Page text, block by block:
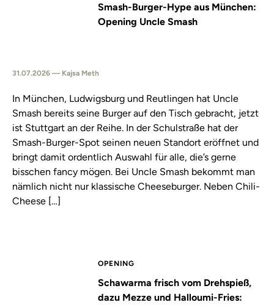
Smash-Burger-Hype aus München:
Opening Uncle Smash
31.07.2026 — Kajsa Meth
In München, Ludwigsburg und Reutlingen hat Uncle
Smash bereits seine Burger auf den Tisch gebracht, jetzt
ist Stuttgart an der Reihe. In der Schulstraße hat der
Smash-Burger-Spot seinen neuen Standort eröffnet und
bringt damit ordentlich Auswahl für alle, die’s gerne
bisschen fancy mögen. Bei Uncle Smash bekommt man
nämlich nicht nur klassische Cheeseburger. Neben Chili-
Cheese […]
OPENING
Schawarma frisch vom Drehspieß,
dazu Mezze und Halloumi-Fries: